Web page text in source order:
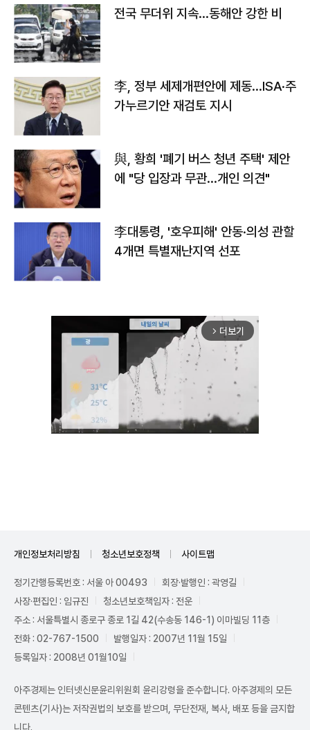
전국 무더위 지속…동해안 강한 비
李, 정부 세제개편안에 제동…ISA·주
가누르기안 재검토 지시
與, 황희 '폐기 버스 청년 주택' 제안
에 "당 입장과 무관…개인 의견"
李대통령, '호우피해' 안동·의성 관할
4개면 특별재난지역 선포
arrow_forward_ios 더보기
개인정보처리방침 청소년보호정책 사이트맵
정기간행등록번호 : 서울 아 00493
회장·발행인 : 곽영길
사장·편집인 : 임규진
청소년보호책임자 : 전운
주소 : 서울특별시 종로구 종로 1길 42(수송동 146-1) 이마빌딩 11층
전화 : 02-767-1500
발행일자 : 2007년 11월 15일
등록일자 : 2008년 01월10일
아주경제는 인터넷신문윤리위원회 윤리강령을 준수합니다. 아주경제의 모든
콘텐츠(기사)는 저작권법의 보호를 받으며, 무단전재, 복사, 배포 등을 금지합
니다.